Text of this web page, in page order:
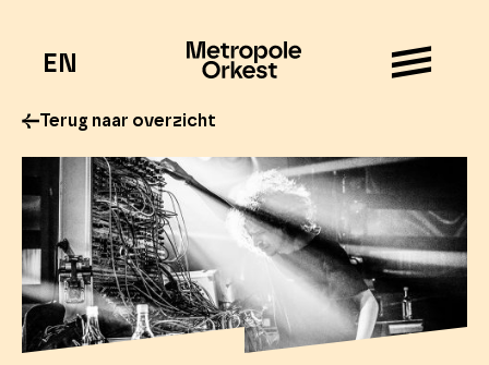
EN
Terug naar overzicht